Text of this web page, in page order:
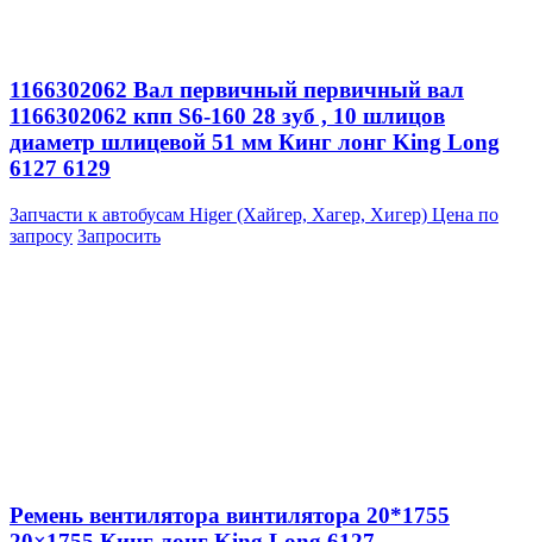
1166302062 Вал первичный первичный вал
1166302062 кпп S6-160 28 зуб , 10 шлицов
диаметр шлицевой 51 мм Кинг лонг King Long
6127 6129
Запчасти к автобусам Higer (Хайгер, Хагер, Хигер) Цена по
запросу Запросить
Ремень вентилятора винтилятора 20*1755